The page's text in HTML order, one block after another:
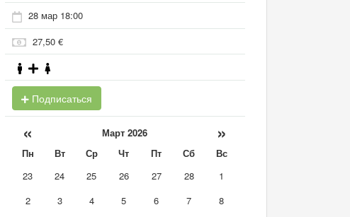
28 мар 18:00
27,50 €
Подписаться
« Март 2026 »
Пн Вт Ср Чт Пт Сб
Вс
23
24 25 26 27 28
1
2
3 4 5 6 7
8